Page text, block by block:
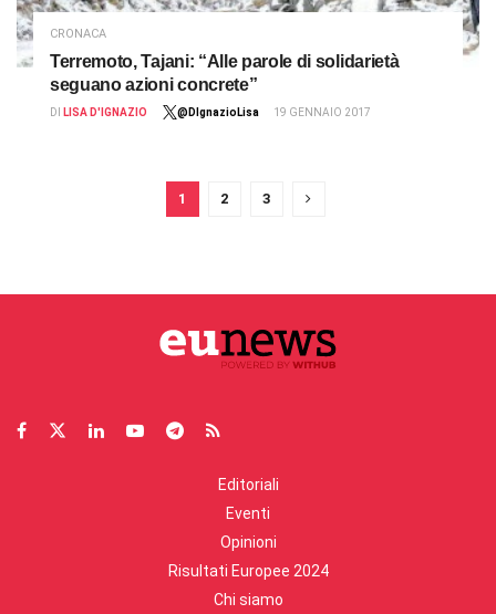
CRONACA
Terremoto, Tajani: “Alle parole di solidarietà
seguano azioni concrete”
DI LISA D'IGNAZIO @DIgnazioLisa 19 GENNAIO 2017
1 2 3
Editoriali
Eventi
Opinioni
Risultati Europee 2024
Chi siamo